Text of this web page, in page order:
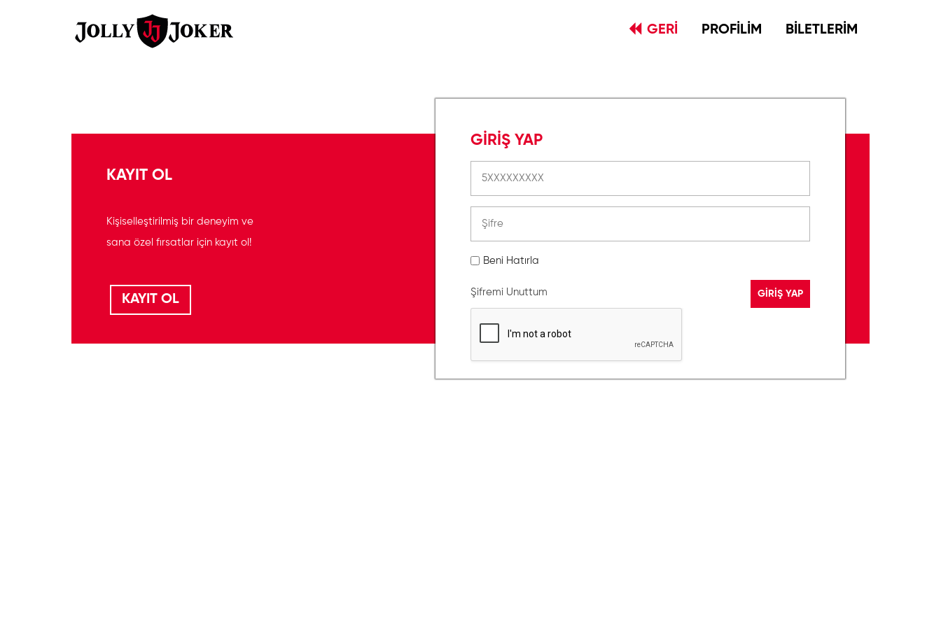
GERİ PROFİLİM BİLETLERİM
GİRİŞ YAP
Beni Hatırla
Şifremi Unuttum
KAYIT OL
Kişiselleştirilmiş bir deneyim ve
sana özel fırsatlar için kayıt ol!
KAYIT OL